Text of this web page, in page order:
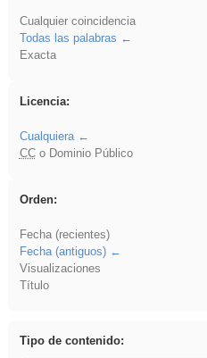
Cualquier coincidencia
Todas las palabras
Exacta
Licencia:
Cualquiera
CCo Dominio Público
Orden:
Fecha (recientes)
Fecha (antiguos)
Visualizaciones
Título
Tipo de contenido: